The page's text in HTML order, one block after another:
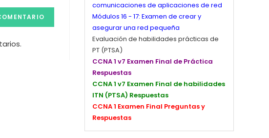
comunicaciones de aplicaciones de red
Módulos 16 - 17: Examen de crear y
asegurar una red pequeña
Evaluación de habilidades prácticas de
PT (PTSA)
CCNA 1 v7 Examen Final de Práctica
Respuestas
CCNA 1 v7 Examen Final de habilidades
ITN (PTSA) Respuestas
CCNA 1 Examen Final Preguntas y
Respuestas